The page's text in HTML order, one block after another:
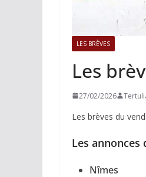
LES BRÈVES
Les
27/02/2026
Les brèves du
Les annonces
Nîmes